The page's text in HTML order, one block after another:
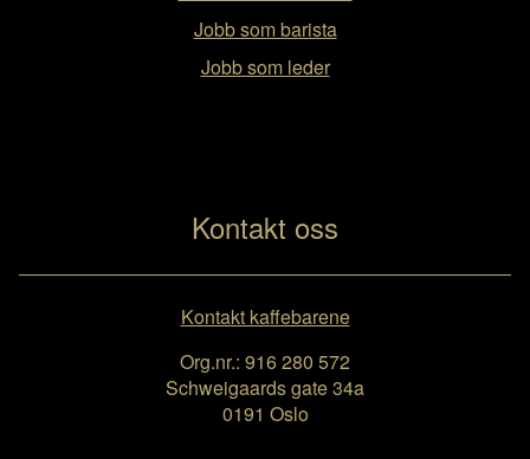
Jobb som barista
Jobb som leder
Kontakt oss
Kontakt kaffebarene
Org.nr.: 916 280 572
Schweigaards gate 34a
0191 Oslo